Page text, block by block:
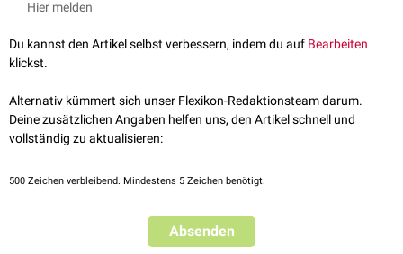
Osteogenesis imperfecta
akzessorischen Knochen sind eigene Namen zugewiesen:
Os bregmaticum(Os frontoparietale)
Os apicis
Hier melden
Du kannst den Artikel selbst verbessern, indem du auf Bearbeiten
klickst.
Alternativ kümmert sich unser Flexikon-Redaktionsteam darum.
Deine zusätzlichen Angaben helfen uns, den Artikel schnell und
vollständig zu aktualisieren:
500 Zeichen verbleibend. Mindestens 5 Zeichen benötigt.
Absenden